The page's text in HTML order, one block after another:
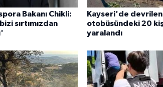
Bakanı Chikli:
sırtımızdan
Kayseri'de
otobüsündeki 20
yaralandı